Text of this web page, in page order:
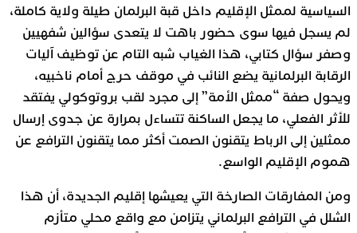
السياسية لممثل الإقليم داخل قبة البرلمان طيلة ولاية كاملة،
لم يسجل فيها سوى حضور باهت لا يتعدى سؤالين شفهيين
وصفر سؤال كتابي، هذا الغياب شبه التام عن توظيف آليات
الرقابة البرلمانية يضع النائب في موقف حرج أمام ناخبيه،
ويحول صفة “ممثل الأمة” إلى مجرد لقب بروتوكولي يفتقد
للأثر الفعلي، ما يجعل الساكنة تتساءل بمرارة عن جدوى إرسال
ممثلين إلى الرباط يتقنون الصمت أكثر مما يتقنون الترافع عن
هموم الإقليم الواسع.
ومن المفارقات الصارخة التي يعيشها إقليم الجديدة، أن هذا
الشلل في الترافع البرلماني يتزامن مع واقع محلي متأزم